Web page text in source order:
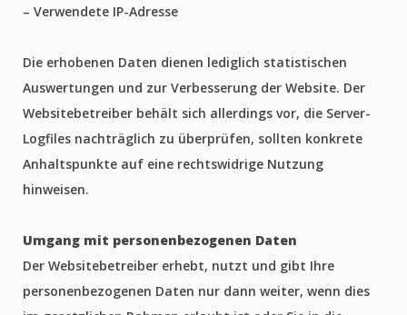
– Verwendete IP-Adresse
Die erhobenen Daten dienen lediglich statistischen
Auswertungen und zur Verbesserung der Website. Der
Websitebetreiber behält sich allerdings vor, die Server-
Logfiles nachträglich zu überprüfen, sollten konkrete
Anhaltspunkte auf eine rechtswidrige Nutzung
hinweisen.
Umgang mit personenbezogenen Daten
Der Websitebetreiber erhebt, nutzt und gibt Ihre
personenbezogenen Daten nur dann weiter, wenn dies